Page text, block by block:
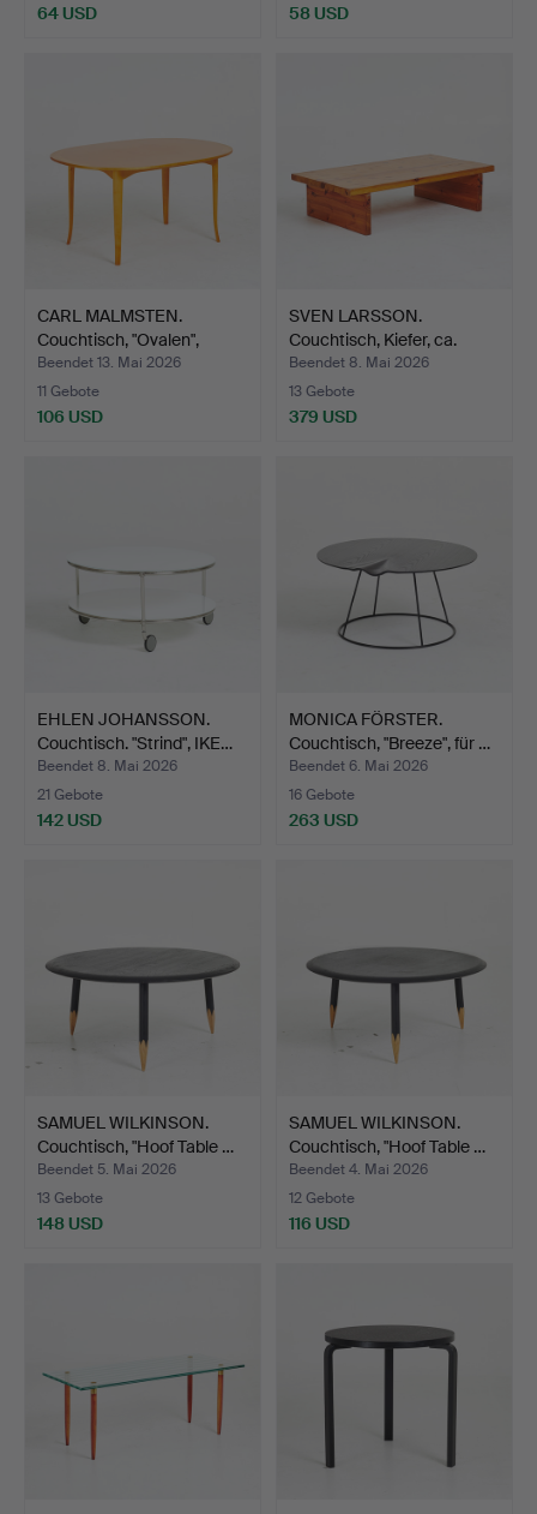
64 USD 58 USD
CARL MALMSTEN.
Couchtisch, "Ovalen",
zweit…
Beendet 13. Mai 2026
11 Gebote
106 USD
SVEN LARSSON.
Couchtisch, Kiefer, ca.
1970…
Beendet 8. Mai 2026
13 Gebote
379 USD
EHLEN JOHANSSON.
Couchtisch. "Strind", IKE…
Beendet 8. Mai 2026
21 Gebote
142 USD
MONICA FÖRSTER.
Couchtisch, "Breeze", für …
Beendet 6. Mai 2026
16 Gebote
263 USD
SAMUEL WILKINSON.
Couchtisch, "Hoof Table …
Beendet 5. Mai 2026
13 Gebote
148 USD
SAMUEL WILKINSON.
Couchtisch, "Hoof Table …
Beendet 4. Mai 2026
12 Gebote
116 USD